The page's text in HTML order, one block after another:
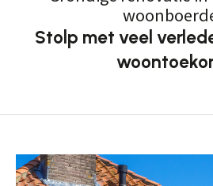
Stolp met veel